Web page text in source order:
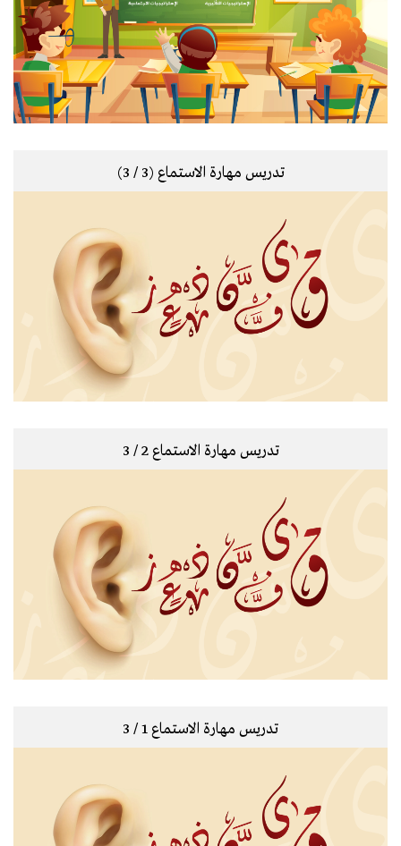
تدريس مهارة الاستماع (3 / 3)
تدريس مهارة الاستماع 2 / 3
تدريس مهارة الاستماع 1 / 3